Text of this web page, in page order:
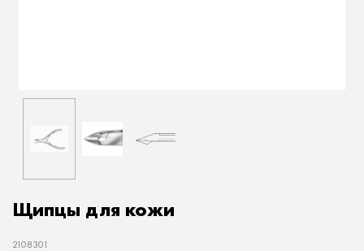
Щипцы для кожи
2108301